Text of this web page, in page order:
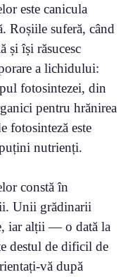
este canicula
Roșiile suferă, când
și își răsucesc
a lichidului:
fotosintezei, din
pentru hrănirea
fotosinteză este
nutrienți.
constă în
Unii grădinarii
iar alții — o dată la
destul de dificil de
vă după